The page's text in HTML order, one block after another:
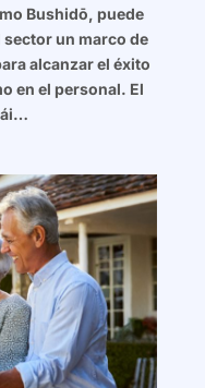
Bushidō, puede
un marco de
alcanzar el éxito
en el personal. El